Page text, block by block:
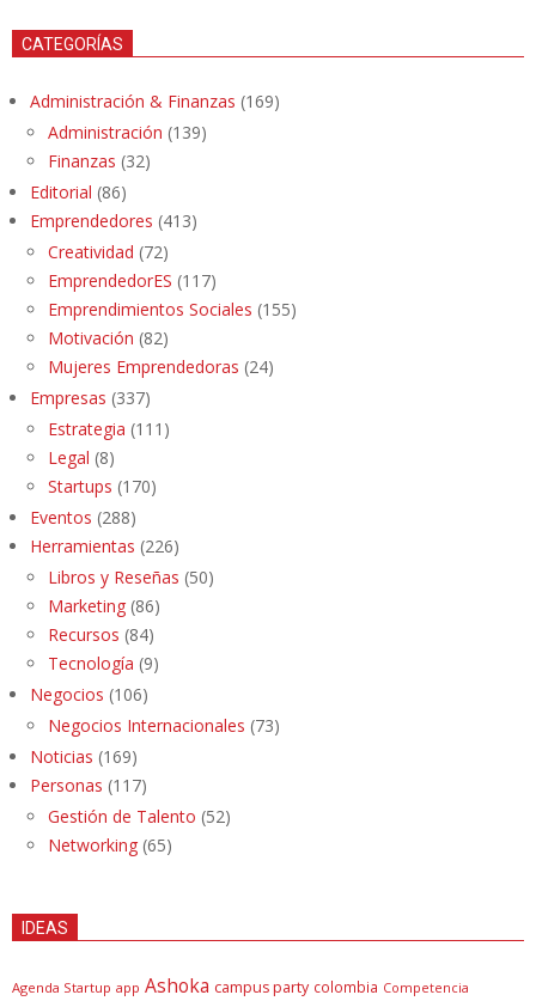
CATEGORÍAS
Administración & Finanzas (169)
Administración (139)
Finanzas (32)
Editorial (86)
Emprendedores (413)
Creatividad (72)
EmprendedorES (117)
Emprendimientos Sociales (155)
Motivación (82)
Mujeres Emprendedoras (24)
Empresas (337)
Estrategia (111)
Legal (8)
Startups (170)
Eventos (288)
Herramientas (226)
Libros y Reseñas (50)
Marketing (86)
Recursos (84)
Tecnología (9)
Negocios (106)
Negocios Internacionales (73)
Noticias (169)
Personas (117)
Gestión de Talento (52)
Networking (65)
IDEAS
Agenda Startup app Ashoka campus party colombia Competencia